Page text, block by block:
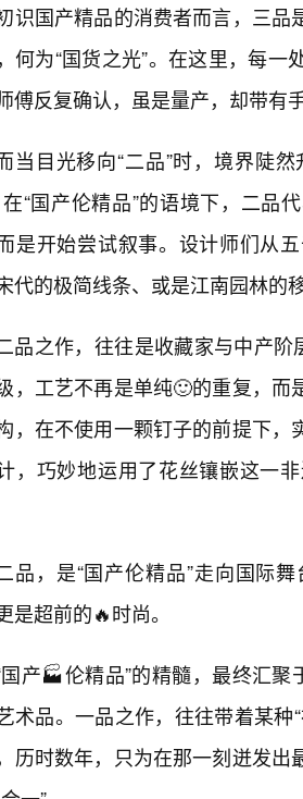
识国产精品的消费者而言，三
何为“国货之光”。在这里，每
傅反复确认，虽是量产，却带有
当目光移向“二品”时，境界陡
在“国产伦精品”的语境下，二品
是开始尝试叙事。设计师们从
代的极简线条、或是江南园林的
品之作，往往是收藏家与中产阶
，工艺不再是单纯🙂的重复，
，在不使用一颗钉子的前提下
，巧妙地运用了花丝镶嵌这一
品，是“国产伦精品”走向国际
是超前的🔥时尚。
国产🏭伦精品”的精髓，最终汇
术品。一品之作，往往带着某
历时数年，只为在那一刻迸发